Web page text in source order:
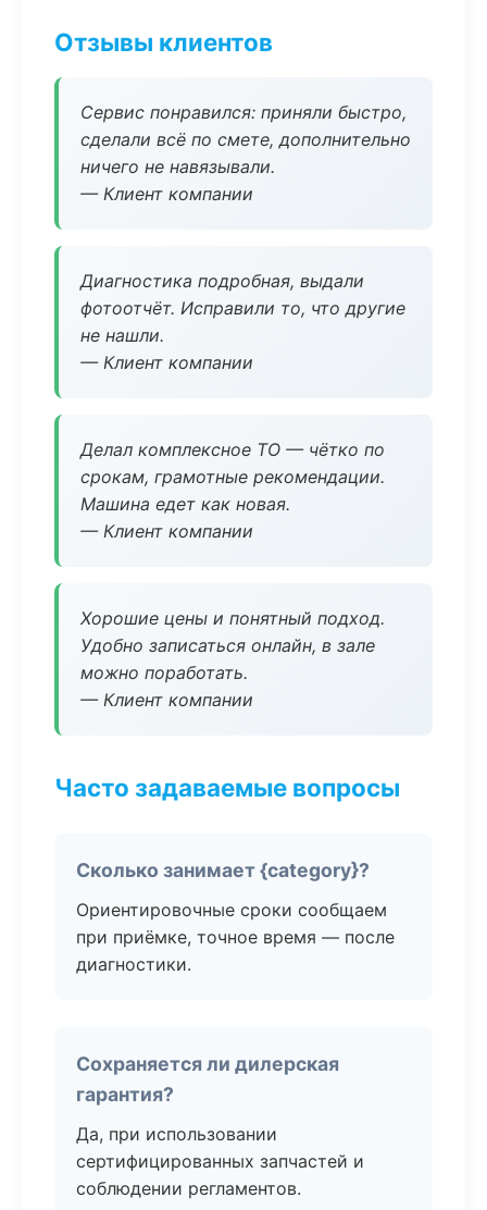
Отзывы клиентов
Сервис понравился: приняли быстро,
сделали всё по смете, дополнительно
ничего не навязывали.
— Клиент компании
Диагностика подробная, выдали
фотоотчёт. Исправили то, что другие
не нашли.
— Клиент компании
Делал комплексное ТО — чётко по
срокам, грамотные рекомендации.
Машина едет как новая.
— Клиент компании
Хорошие цены и понятный подход.
Удобно записаться онлайн, в зале
можно поработать.
— Клиент компании
Часто задаваемые вопросы
Сколько занимает {category}?
Ориентировочные сроки сообщаем
при приёмке, точное время — после
диагностики.
Сохраняется ли дилерская
гарантия?
Да, при использовании
сертифицированных запчастей и
соблюдении регламентов.